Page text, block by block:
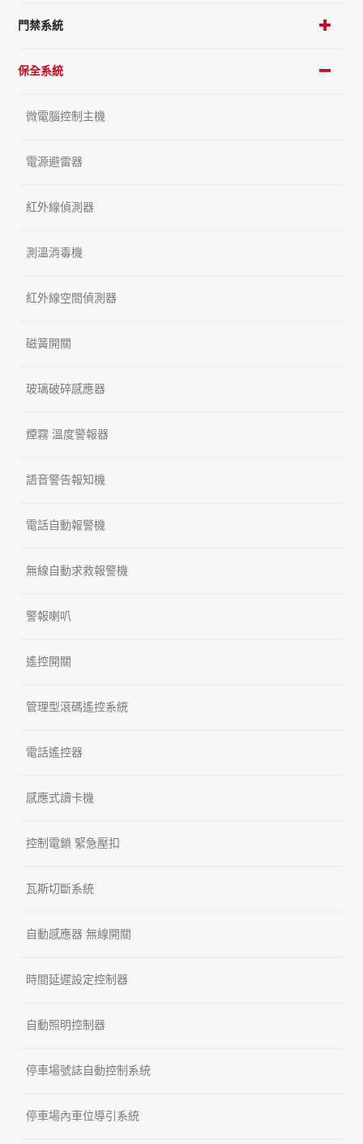
門禁系統
保全系統
微電腦控制主機
電源避雷器
紅外線偵測器
測溫消毒機
紅外線空間偵測器
磁簧開關
玻璃破碎感應器
煙霧 溫度警報器
語音警告報知機
電話自動報警機
無線自動求救報警機
警報喇叭
遙控開關
管理型滾碼遙控系統
電話遙控器
感應式讀卡機
控制電鎖 緊急壓扣
瓦斯切斷系統
自動感應器 無線開關
時間延遲設定控制器
自動照明控制器
停車場號誌自動控制系統
停車場內車位導引系統